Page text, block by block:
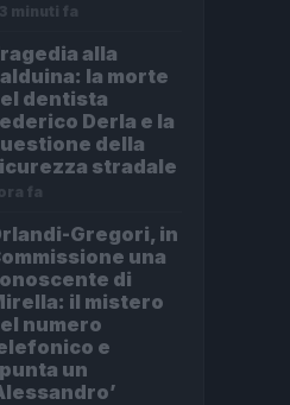
minuti fa
alla
la morte
dentista
Derla e la
della
stradale
fa
Gregori, in
una
di
il mistero
numero
e
un